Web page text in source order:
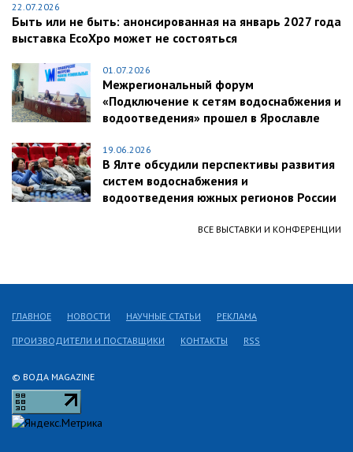
22.07.2026
Быть или не быть: анонсированная на январь 2027 года
выставка EcoXpo может не состояться
01.07.2026
Межрегиональный форум
«Подключение к сетям водоснабжения и
водоотведения» прошел в Ярославле
19.06.2026
В Ялте обсудили перспективы развития
систем водоснабжения и
водоотведения южных регионов России
ВСЕ ВЫСТАВКИ И КОНФЕРЕНЦИИ
© ВОДА MAGAZINE
ГЛАВНОЕ НОВОСТИ НАУЧНЫЕ СТАТЬИ РЕКЛАМА
ПРОИЗВОДИТЕЛИ И ПОСТАВЩИКИ КОНТАКТЫ RSS